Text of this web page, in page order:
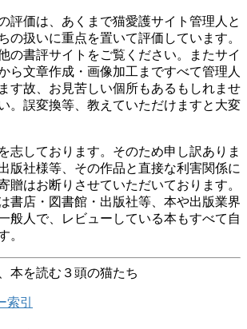
評価は、あくまで猫愛護サイト管理人と
の扱いに重点を置いて評価しています。
の書評サイトをご覧ください。またサイ
ら文章作成・画像加工まですべて管理人
す故、お見苦しい個所もあるもしれませ
。誤変換等、教えていただけますと大変
志しております。そのため申し訳ありま
版社様等、その作品と直接な利害関係に
贈はお断りさせていただいております。
書店・図書館・出版社等、本や出版業界
般人で、レビューしている本もすべて自
。
引